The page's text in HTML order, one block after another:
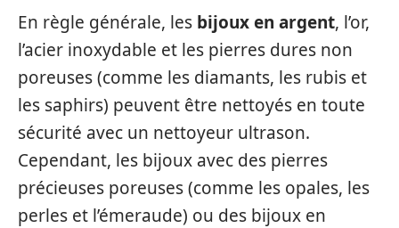
En règle générale, les bijoux en argent, l’or,
l’acier inoxydable et les pierres dures non
poreuses (comme les diamants, les rubis et
les saphirs) peuvent être nettoyés en toute
sécurité avec un nettoyeur ultrason.
Cependant, les bijoux avec des pierres
précieuses poreuses (comme les opales, les
perles et l’émeraude) ou des bijoux en